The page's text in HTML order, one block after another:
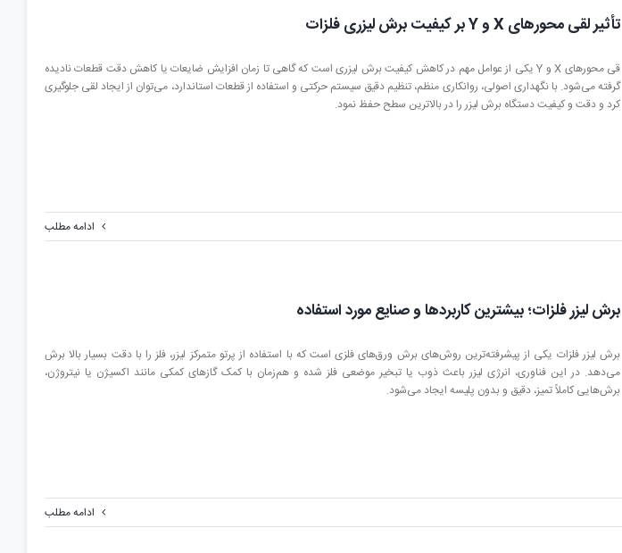
تأثیر لقی محورهای X و Y بر کیفیت برش لیزری فلزات
قی محورهای X و Y یکی از عوامل مهم در کاهش کیفیت برش لیزری است که گاهی تا زمان افزایش ضایعات یا کاهش دقت قطعات نادیده
گرفته می‌شود. با نگهداری اصولی، روانکاری منظم، تنظیم دقیق سیستم حرکتی و استفاده از قطعات استاندارد، می‌توان از ایجاد لقی جلوگیری
کرد و دقت و کیفیت دستگاه برش لیزر را در بالاترین سطح حفظ نمود.
ادامه مطلب
برش لیزر فلزات؛ بیشترین کاربردها و صنایع مورد استفاده
برش لیزر فلزات یکی از پیشرفته‌ترین روش‌های برش ورق‌های فلزی است که با استفاده از پرتو متمرکز لیزر، فلز را با دقت بسیار بالا برش
می‌دهد. در این فناوری، انرژی لیزر باعث ذوب یا تبخیر موضعی فلز شده و هم‌زمان با کمک گازهای کمکی مانند اکسیژن یا نیتروژن،
برش‌هایی کاملاً تمیز، دقیق و بدون پلیسه ایجاد می‌شود.
ادامه مطلب